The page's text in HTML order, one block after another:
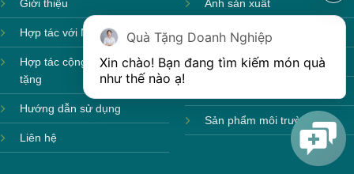
Giới thiệu
Hợp tác với Nhà cung cấp
Hợp tác cộng tác viên quà
tặng
Hướng dẫn sử dụng
Liên hệ
Ảnh sản xuất
Sản phẩm theo mùa
Sản phẩm sẵn hàng
Sản phẩm môi trường
Quà Tặng Doanh Nghiệp
Xin chào! Bạn đang tìm kiếm món quà
như thế nào ạ!